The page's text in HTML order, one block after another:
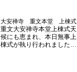
命日並びに越前松平家のご
遺徳を偲ぶ「涅槃会・御像
祭」が行われました。春
の...
大安禅寺 重文本堂 上棟式
重文大安禅寺本堂上棟式天
候にも恵まれ、本日無事上
棟式が執り行われました。